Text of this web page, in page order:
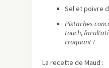
Sel et poivre
Pistaches
touch,
croquant !
La recette de Maud :